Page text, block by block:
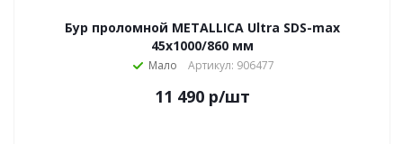
Бур проломной METALLICA Ultra SDS-max
45х1000/860 мм
Мало Артикул: 906477
11 490 р/шт